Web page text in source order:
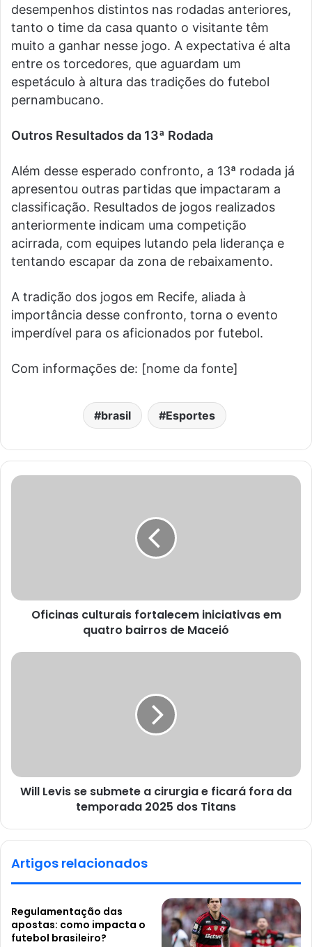
desempenhos distintos nas rodadas anteriores,
tanto o time da casa quanto o visitante têm
muito a ganhar nesse jogo. A expectativa é alta
entre os torcedores, que aguardam um
espetáculo à altura das tradições do futebol
pernambucano.
Outros Resultados da 13ª Rodada
Além desse esperado confronto, a 13ª rodada já
apresentou outras partidas que impactaram a
classificação. Resultados de jogos realizados
anteriormente indicam uma competição
acirrada, com equipes lutando pela liderança e
tentando escapar da zona de rebaixamento.
A tradição dos jogos em Recife, aliada à
importância desse confronto, torna o evento
imperdível para os aficionados por futebol.
Com informações de: [nome da fonte]
brasil Esportes
Oficinas culturais fortalecem iniciativas em
quatro bairros de Maceió
Will Levis se submete a cirurgia e ficará fora da
temporada 2025 dos Titans
Artigos relacionados
Regulamentação das
apostas: como impacta o
futebol brasileiro?